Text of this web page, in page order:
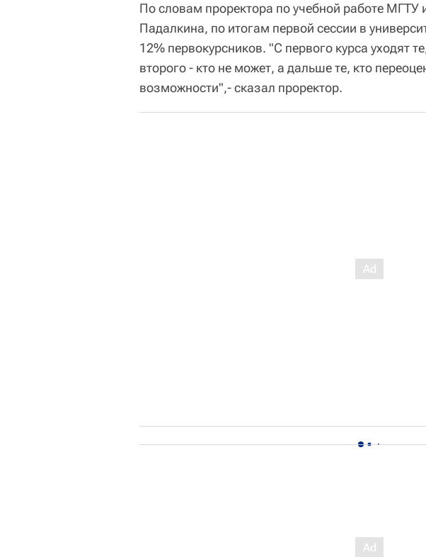
По словам проректора по учебной работе МГТУ
Падалкина, по итогам первой сессии в
12% первокурсников. "С первого курса уходят
второго - кто не может, а дальше те, кто
возможности",- сказал проректор.